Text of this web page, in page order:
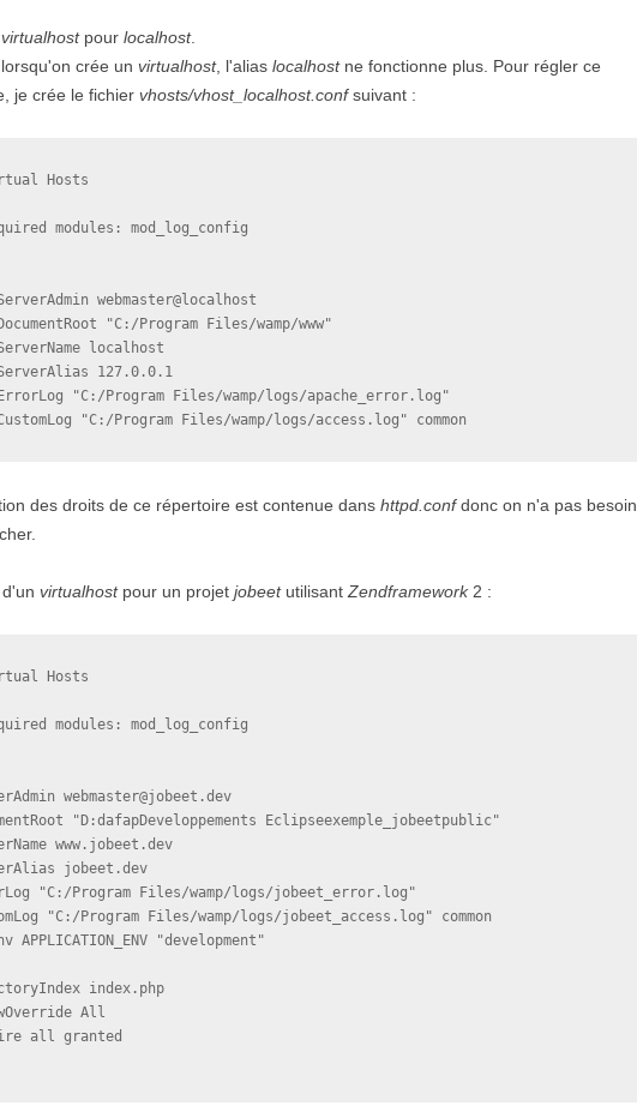
virtualhostpour localhost.
crée un virtualhost, l'alias localhostne fonctionne plus. Pour régler ce
je crée le fichier vhosts/vhost_localhost.confsuivant :
Hosts
modules: mod_log_config
webmaster@localhost
"C:/Program Files/wamp/www"
localhost
127.0.0.1
"C:/Program Files/wamp/logs/apache_error.log"
des droits de ce répertoire est contenue dans httpd.confdonc on n'a pas besoin
virtualhostpour un projet jobeetutilisant Zendframework2 :
Hosts
modules: mod_log_config
webmaster@jobeet.dev
"D:dafapDeveloppements Eclipseexemple_jobeetpublic"
www.jobeet.dev
jobeet.dev
"C:/Program Files/wamp/logs/jobeet_error.log"
"C:/Program Files/wamp/logs/jobeet_access.log" common
index.php
All
all granted